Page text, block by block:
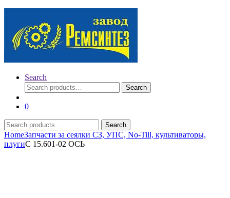
Search
Search
for:
Search
0
Search
for:
Search
HomeЗапчасти за сеялки СЗ, УПС, No-Till, культиваторы,
плугиС 15.601-02 ОСЬ